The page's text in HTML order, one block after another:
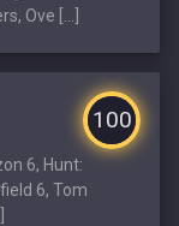
Ove [...]
100
6, Hunt:
6, Tom